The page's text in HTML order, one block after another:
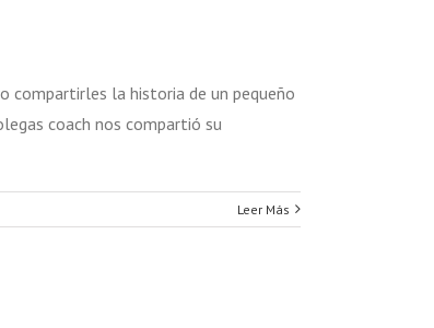
compartirles la historia de un pequeño
coach nos compartió su
Leer Más